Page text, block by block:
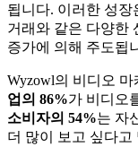
됩니다. 이러한 성
거래와 같은 다양한
증가에 의해 주도됩
Wyzowl의 비디오 마
업의 86%가 비디오
소비자의 54%는 자
더 많이 보고 싶다고